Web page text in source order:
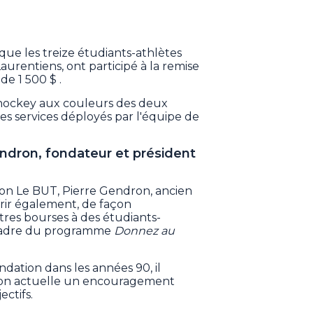
que les treize étudiants-athlètes
ont participé à la remise
1 500 $ .
aux couleurs des deux
services déployés par l'équipe de
fondateur et président
Le BUT, Pierre Gendron, ancien
également, de façon
bourses à des étudiants-
du programme Donnez au
dans les années 90, il
actuelle un encouragement